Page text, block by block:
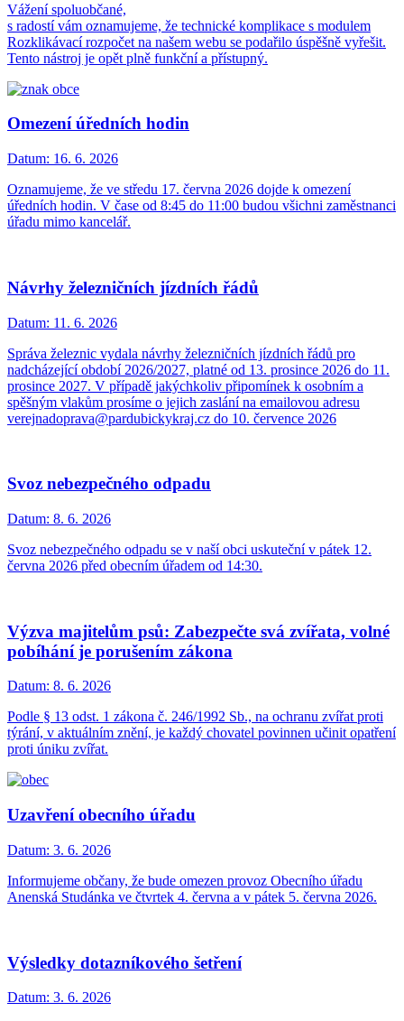
Vážení spoluobčané,
s radostí vám oznamujeme, že technické komplikace s modulem
Rozklikávací rozpočet na našem webu se podařilo úspěšně vyřešit.
Tento nástroj je opět plně funkční a přístupný.
Omezení úředních hodin
Datum: 16. 6. 2026
Oznamujeme, že ve středu 17. června 2026 dojde k omezení
úředních hodin. V čase od 8:45 do 11:00 budou všichni zaměstnanci
úřadu mimo kancelář.
Návrhy železničních jízdních řádů
Datum: 11. 6. 2026
Správa železnic vydala návrhy železničních jízdních řádů pro
nadcházející období 2026/2027, platné od 13. prosince 2026 do 11.
prosince 2027. V případě jakýchkoliv připomínek k osobním a
spěšným vlakům prosíme o jejich zaslání na emailovou adresu
verejnadoprava@pardubickykraj.cz do 10. července 2026
Svoz nebezpečného odpadu
Datum: 8. 6. 2026
Svoz nebezpečného odpadu se v naší obci uskuteční v pátek 12.
června 2026 před obecním úřadem od 14:30.
Výzva majitelům psů: Zabezpečte svá zvířata, volné
pobíhání je porušením zákona
Datum: 8. 6. 2026
Podle § 13 odst. 1 zákona č. 246/1992 Sb., na ochranu zvířat proti
týrání, v aktuálním znění, je každý chovatel povinnen učinit opatření
proti úniku zvířat.
Uzavření obecního úřadu
Datum: 3. 6. 2026
Informujeme občany, že bude omezen provoz Obecního úřadu
Anenská Studánka ve čtvrtek 4. června a v pátek 5. června 2026.
Výsledky dotazníkového šetření
Datum: 3. 6. 2026